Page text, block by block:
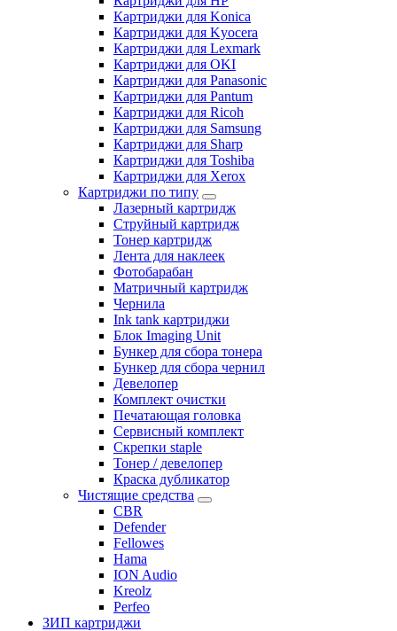
Картриджи для Konica
Картриджи для Kyocera
Картриджи для Lexmark
Картриджи для OKI
Картриджи для Panasonic
Картриджи для Pantum
Картриджи для Ricoh
Картриджи для Samsung
Картриджи для Sharp
Картриджи для Toshiba
Картриджи для Xerox
Картриджи по типу
Лазерный картридж
Струйный картридж
Тонер картридж
Лента для наклеек
Фотобарабан
Матричный картридж
Чернила
Ink tank картриджи
Блок Imaging Unit
Бункер для сбора тонера
Бункер для сбора чернил
Девелопер
Комплект очистки
Печатающая головка
Сервисный комплект
Скрепки staple
Тонер / девелопер
Краска дубликатор
Чистящие средства
CBR
Defender
Fellowes
Hama
ION Audio
Kreolz
Perfeo
ЗИП картриджи